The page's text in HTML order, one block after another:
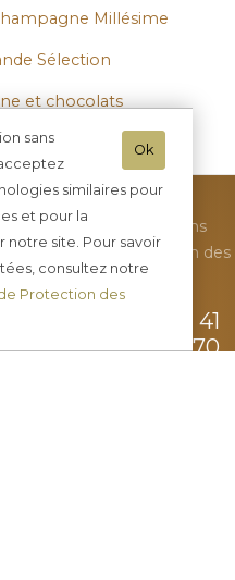
Millésime
Sélection
et chocolats
contacter
Mentions
rendre visite• Protection des
•Mini-blog •
PETIT
41
Les Roches -02570
Ok
sans
similaires pour
et pour la
notre site. Pour savoir
consultez notre
Protection des